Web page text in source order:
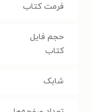
فرمت کتاب
حجم فایل
کتاب
شابک